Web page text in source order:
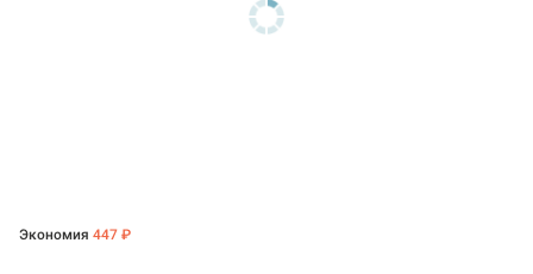
Экономия 447 ₽